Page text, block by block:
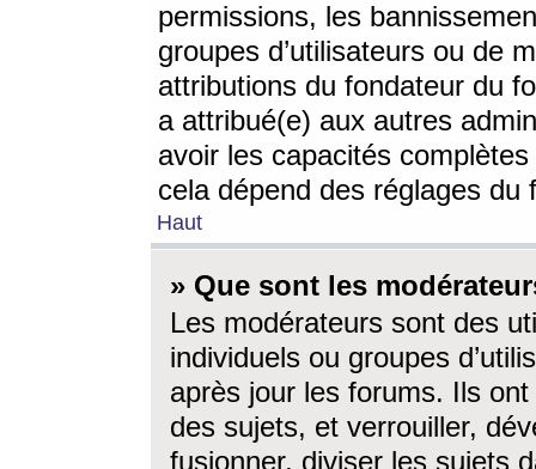
permissions, les
groupes d’utilisateurs ou de
attributions du fondateur du
a attribué(e) aux autres
avoir les capacités
cela dépend des réglages du
Haut
» Que sont les
Les modérateurs sont des
individuels ou groupes
après jour les forums. Ils ont
des sujets, et verrouiller,
fusionner, diviser les sujets